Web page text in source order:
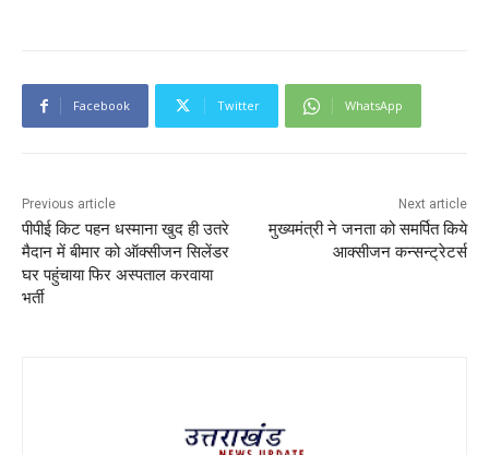
Facebook Twitter WhatsApp
Previous article
पीपीई किट पहन धस्माना खुद ही उतरे
मैदान में बीमार को ऑक्सीजन सिलेंडर
घर पहुंचाया फिर अस्पताल करवाया
भर्ती
Next article
मुख्यमंत्री ने जनता को समर्पित किये
आक्सीजन कन्सन्ट्रेटर्स